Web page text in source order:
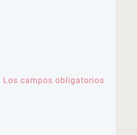
Los campos obligatorios